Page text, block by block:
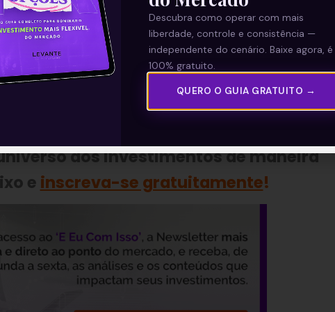
—
da nossa Newsletter‘E Eu
dos investimentos de maneira
e inscreva-se gratuitamente!
Descubra como operar com mais
liberdade, controle e consistência —
independente do cenário. Baixe agora, é
100% gratuito.
QUERO O GUIA GRATUITO →